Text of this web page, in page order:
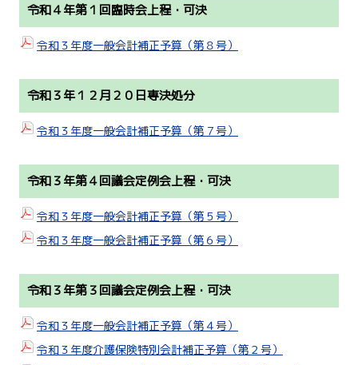
令和４年第１回臨時会上程・可決
令和３年度一般会計補正予算（第８号）
令和３年１２月２０日専決処分
令和３年度一般会計補正予算（第７号）
令和３年第４回議会定例会上程・可決
令和３年度一般会計補正予算（第５号）
令和３年度一般会計補正予算（第６号）
令和３年第３回議会定例会上程・可決
令和３年度一般会計補正予算（第４号）
令和３年度介護保険特別会計補正予算（第２号）